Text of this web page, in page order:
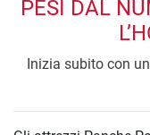
PESI DAL
Inizia subito con